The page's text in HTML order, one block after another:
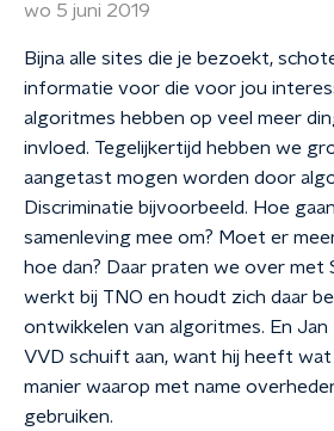
wo 5 juni 2019
Bijna alle sites die je bezoekt,
informatie voor die voor jou
algoritmes hebben op veel meer
invloed. Tegelijkertijd hebben we
aangetast mogen worden door
Discriminatie bijvoorbeeld. Hoe
samenleving mee om? Moet er
hoe dan? Daar praten we over met
werkt bij TNO en houdt zich daar
ontwikkelen van algoritmes. En
VVD schuift aan, want hij heeft wat
manier waarop met name
gebruiken.